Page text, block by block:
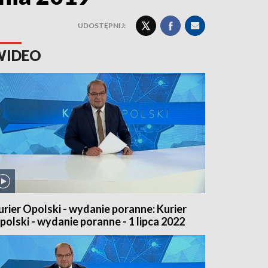
UDOSTĘPNIJ:
Opolski - wydanie poranne: Kurier
- wydanie poranne - 1 lipca 2022